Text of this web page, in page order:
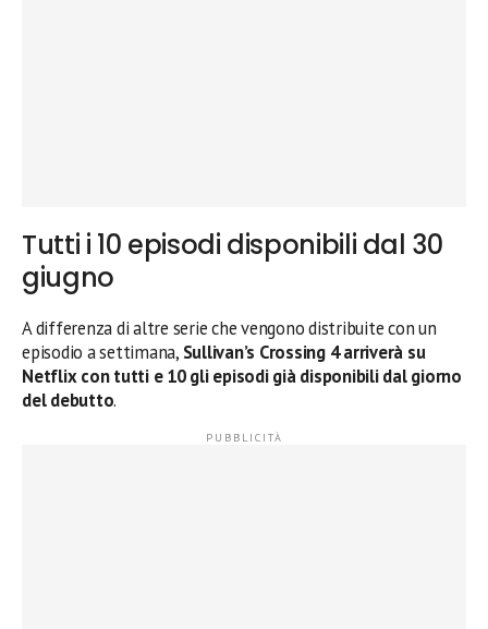
Tutti i 10 episodi disponibili dal 30
giugno
A differenza di altre serie che vengono distribuite con un
episodio a settimana, Sullivan’s Crossing 4 arriverà su
Netflix con tutti e 10 gli episodi già disponibili dal giorno
del debutto.